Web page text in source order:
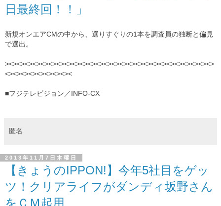
日最終回！！」
新規オンエアCMの中から、選りすぐりの1本を調査員の独断と偏見
で選出。
><><><><><><><><><><><><><><><><><><><><><><><><><><>
<><><><><><><><><
■フジテレビジョン／INFO-CX
匿名
2013年11月7日木曜日
【きょうのIPPON!】今年5社目をゲッ
ツ！クリアライフがダンディ坂野さん
をＣＭ起用